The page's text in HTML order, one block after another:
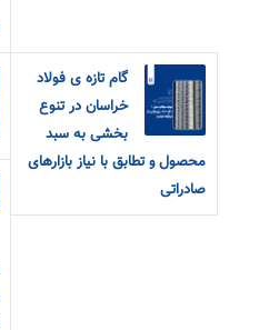
گام تازه ی فولاد
خراسان در تنوع
بخشی به سبد
محصول و تطابق با نیاز بازارهای
صادراتی